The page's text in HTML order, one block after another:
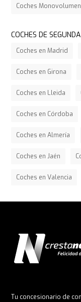
Coches Monovolumen
COCHES DE
Coches en Madrid
Coches en Girona
Coches en Lleida
Coches en Córdoba
Coches en Almería
Coches en Jaén
Coches en Valencia
Tu concesionario de